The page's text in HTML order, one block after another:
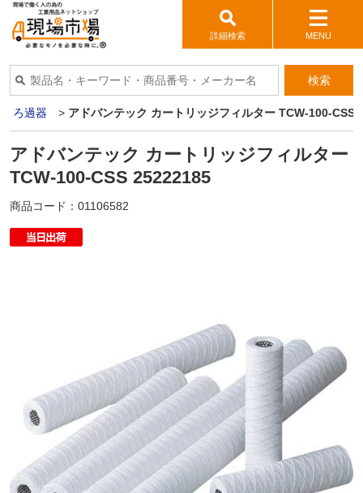
詳細検索 MENU
検索
ろ過器 > アドバンテック カートリッジフィルター TCW-100-CSS
アドバンテック カートリッジフィルター
TCW-100-CSS 25222185
商品コード： 01106582